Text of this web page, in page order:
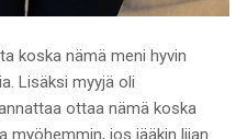
koska nämä meni hyvin
Lisäksi myyjä oli
ottaa nämä koska
myöhemmin, jos jääkin liian